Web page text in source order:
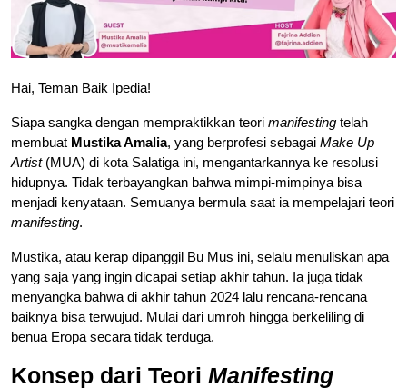
Hai, Teman Baik Ipedia!
Siapa sangka dengan mempraktikkan teori manifesting telah
membuat Mustika Amalia, yang berprofesi sebagai Make Up
Artist(MUA) di kota Salatiga ini, mengantarkannya ke resolusi
hidupnya. Tidak terbayangkan bahwa mimpi-mimpinya bisa
menjadi kenyataan. Semuanya bermula saat ia mempelajari teori
manifesting.
Mustika, atau kerap dipanggil Bu Mus ini, selalu menuliskan apa
yang saja yang ingin dicapai setiap akhir tahun. Ia juga tidak
menyangka bahwa di akhir tahun 2024 lalu rencana-rencana
baiknya bisa terwujud. Mulai dari umroh hingga berkeliling di
benua Eropa secara tidak terduga.
Konsep dari Teori Manifesting